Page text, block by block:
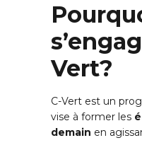
Vert?
C-Vert est un
vise à former les
demain en